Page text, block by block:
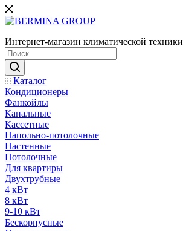
Интернет-магазин климатической техники
Каталог
Кондиционеры
Фанкойлы
Канальные
Кассетные
Напольно-потолочные
Настенные
Потолочные
Для квартиры
Двухтрубные
4 кВт
8 кВт
9-10 кВт
Бескорпусные